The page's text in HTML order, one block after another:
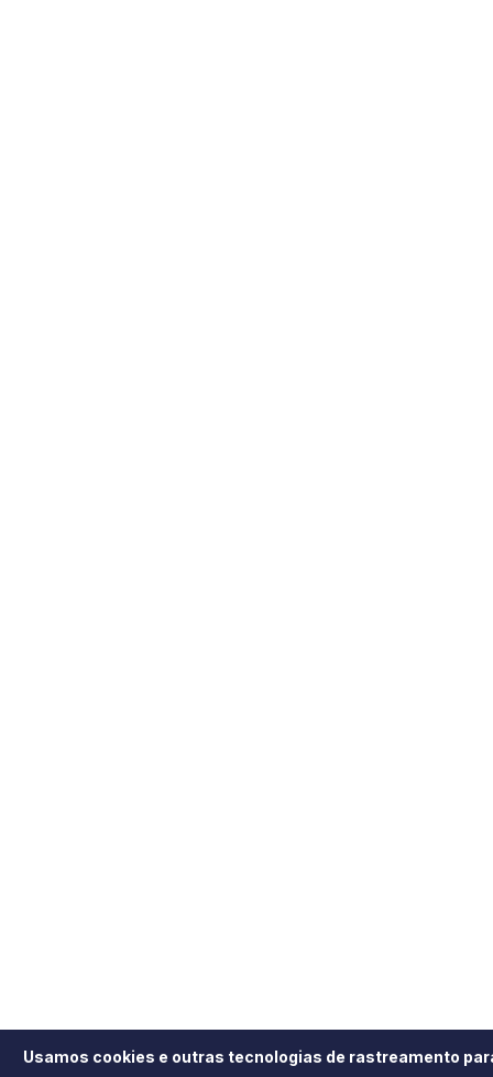
Usamos cookies e outras tecnologias de rastreamento